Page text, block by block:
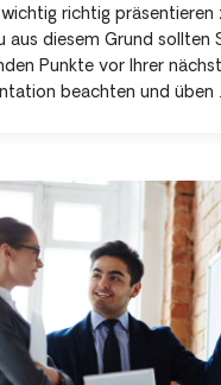
richtig präsentieren
aus diesem Grund sollten
Punkte vor Ihrer
beachten und üben ...